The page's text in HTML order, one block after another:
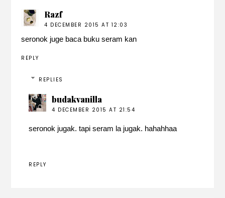
Razf
4 DECEMBER 2015 AT 12:03
seronok juge baca buku seram kan
REPLY
REPLIES
budakvanilla
4 DECEMBER 2015 AT 21:54
seronok jugak. tapi seram la jugak. hahahhaa
REPLY